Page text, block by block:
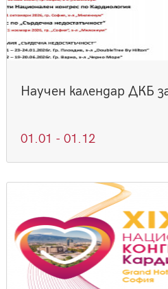
Научен календар ДКБ
01.01 - 01.12